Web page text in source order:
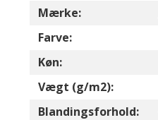
Mærke:
Farve:
Køn:
Vægt (g/m2):
Blandingsforhold: